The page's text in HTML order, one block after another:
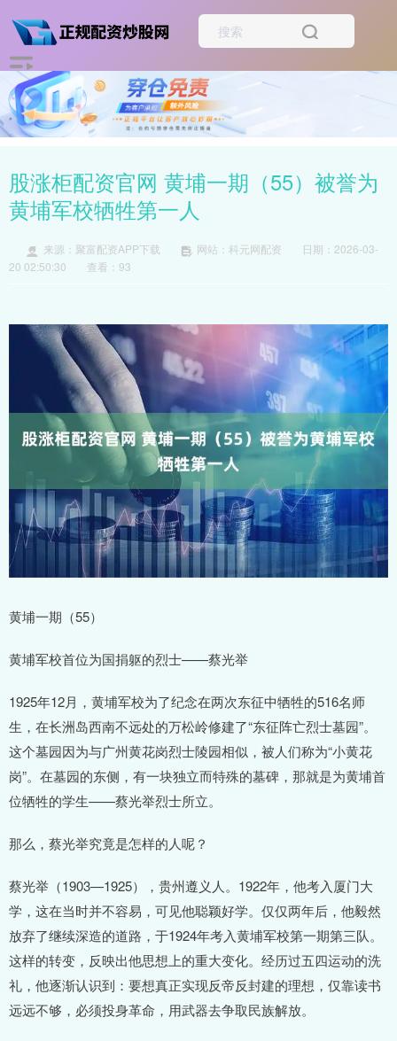
股涨柜配资官网 黄埔一期（55）被誉为
黄埔军校牺牲第一人
来源：聚富配资APP下载 网站：科元网配资
日期：2026-03-
20 02:50:30
查看：93
黄埔一期（55）
黄埔军校首位为国捐躯的烈士——蔡光举
1925年12月，黄埔军校为了纪念在两次东征中牺牲的516名师
生，在长洲岛西南不远处的万松岭修建了“东征阵亡烈士墓园”。
这个墓园因为与广州黄花岗烈士陵园相似，被人们称为“小黄花
岗”。在墓园的东侧，有一块独立而特殊的墓碑，那就是为黄埔首
位牺牲的学生——蔡光举烈士所立。
那么，蔡光举究竟是怎样的人呢？
蔡光举（1903—1925），贵州遵义人。1922年，他考入厦门大
学，这在当时并不容易，可见他聪颖好学。仅仅两年后，他毅然
放弃了继续深造的道路，于1924年考入黄埔军校第一期第三队。
这样的转变，反映出他思想上的重大变化。经历过五四运动的洗
礼，他逐渐认识到：要想真正实现反帝反封建的理想，仅靠读书
远远不够，必须投身革命，用武器去争取民族解放。